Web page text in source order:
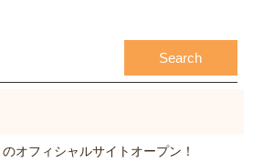
オフィシャルサイトオープン！